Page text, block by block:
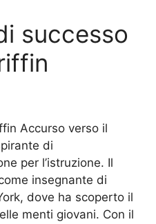
successo
Accurso verso il
di
per l’istruzione. Il
insegnante di
dove ha scoperto il
menti giovani. Con il